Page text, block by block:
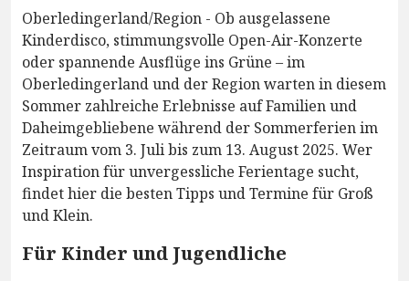
Oberledingerland/Region - Ob ausgelassene
Kinderdisco, stimmungsvolle Open-Air-Konzerte
oder spannende Ausflüge ins Grüne – im
Oberledingerland und der Region warten in diesem
Sommer zahlreiche Erlebnisse auf Familien und
Daheimgebliebene während der Sommerferien im
Zeitraum vom 3. Juli bis zum 13. August 2025. Wer
Inspiration für unvergessliche Ferientage sucht,
findet hier die besten Tipps und Termine für Groß
und Klein.
Für Kinder und Jugendliche